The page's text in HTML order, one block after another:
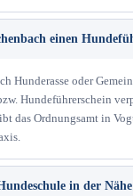
einen
Hunderasse oder
Hundeführerschein
das Ordnungsamt in
in der